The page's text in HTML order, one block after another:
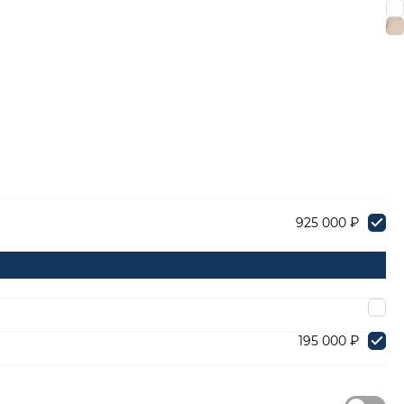
925 000 ₽
195 000 ₽